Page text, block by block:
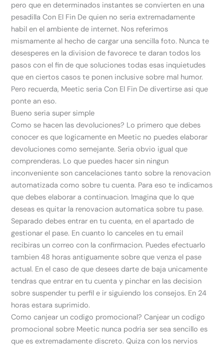
pero que en determinados instantes se convierten en una
pesadilla Con El Fin De quien no seri­a extremadamente
habil en el ambiente de internet. Nos referimos
mismamente al hecho de cargar una sencilla foto. Nunca te
desesperes en la division de favorece te daran todos los
pasos con el fin de que soluciones todas esas inquietudes
que en ciertos casos te ponen inclusive sobre mal humor.
Pero recuerda, Meetic seri­a Con El Fin De divertirse asi que
ponte an eso.
Bueno seri­a super simple
Como se hacen las devoluciones? Lo primero que debes
conocer es que logicamente en Meetic no puedes elaborar
devoluciones como semejante. Seri­a obvio igual que
comprenderas. Lo que puedes hacer sin ningun
inconveniente son cancelaciones tanto sobre la renovacion
automatizada como sobre tu cuenta. Para eso te indicamos
que debes elaborar a continuacion. Imagina que lo que
deseas es quitar la renovacion automatica sobre tu pase.
Separado debes entrar en tu cuenta, en el apartado de
gestionar el pase. En cuanto lo canceles en tu email
recibiras un correo con la confirmacion. Puedes efectuarlo
tambien 48 horas antiguamente sobre que venza el pase
actual. En el caso de que desees darte de baja unicamente
tendras que entrar en tu cuenta y pinchar en las decision
sobre suspender tu perfil e ir siguiendo los consejos. En 24
horas estara suprimido.
Como canjear un codigo promocional? Canjear un codigo
promocional sobre Meetic nunca podri­a ser sea sencillo es
que es extremadamente discreto. Quiza con los nervios